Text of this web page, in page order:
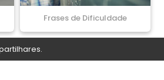
Frases de Dificuldade